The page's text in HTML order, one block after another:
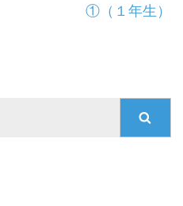
①（１年生）